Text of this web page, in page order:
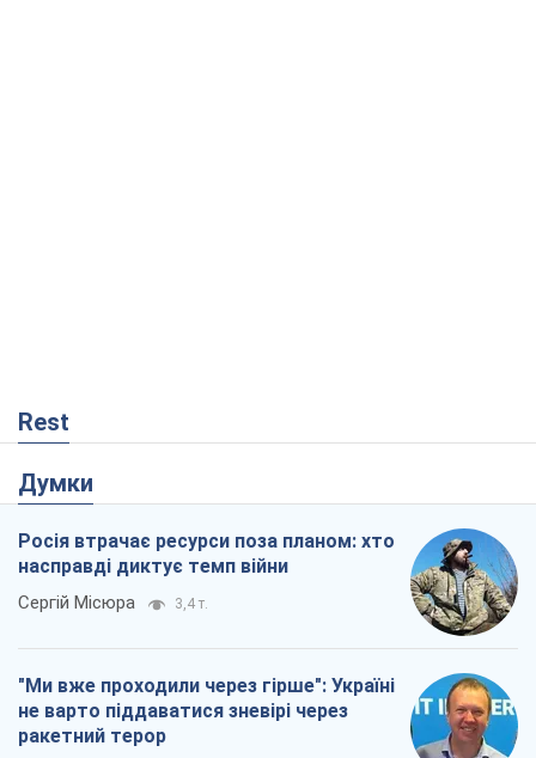
Rest
Думки
Росія втрачає ресурси поза планом: хто
насправді диктує темп війни
Сергій Місюра 3,4 т.
"Ми вже проходили через гірше": Україні
не варто піддаватися зневірі через
ракетний терор